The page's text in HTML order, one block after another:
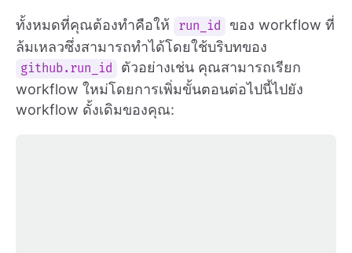
ทั้งหมดที่คุณต้องทำคือให้ run_id
ของ workflow ที่
ล้มเหลวซึ่งสามารถทำได้โดยใช้บริบทของ
github.run_id
ตัวอย่างเช่น คุณสามารถเรียก
workflow ใหม่โดยการเพิ่มขั้นตอนต่อไปนี้ไปยัง
workflow ดั้งเดิมของคุณ: